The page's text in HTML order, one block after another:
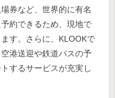
券など、世界的に有名
約できるため、現地で
す。さらに、KLOOKで
港送迎や鉄道パスの予
するサービスが充実し